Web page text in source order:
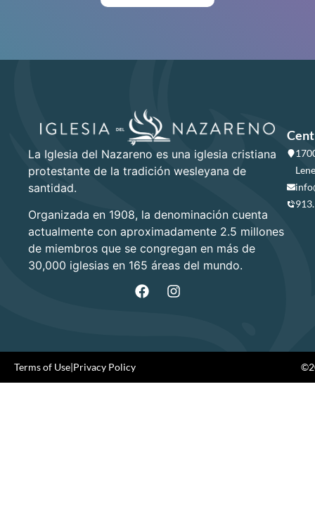
La Iglesia del Nazareno es una iglesia cristiana
protestante de la tradición wesleyana de
santidad.
Organizada en 1908, la denominación cuenta
actualmente con aproximadamente 2.5 millones
de miembros que se congregan en más de
30,000 iglesias en 165 áreas del mundo.
Terms of Use|Privacy Policy